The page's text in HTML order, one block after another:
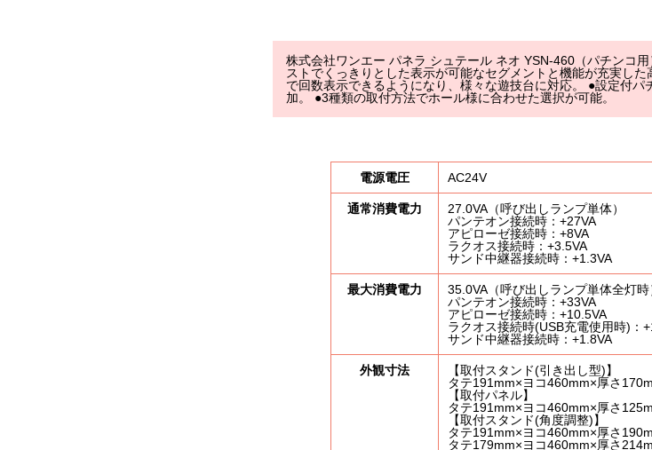
株式会社ワンエー パネラ シュテール ネオ YSN-460（パチンコ
ストでくっきりとした表示が可能なセグメントと機能が充実し
で回数表示できるようになり、様々な遊技台に対応。 ●設定付
加。 ●3種類の取付方法でホール様に合わせた選択が可能。
電源電圧 AC24V
通常消費電力
27.0VA（呼び出しランプ単体）
パンテオン接続時：+27VA
アピローゼ接続時：+8VA
ラクオス接続時：+3.5VA
サンド中継器接続時：+1.3VA
最大消費電力
35.0VA（呼び出しランプ単体全灯時
パンテオン接続時：+33VA
アピローゼ接続時：+10.5VA
ラクオス接続時(USB充電使用時)：
サンド中継器接続時：+1.8VA
外観寸法
【取付スタンド(引き出し型)】
タテ191mm×ヨコ460mm×厚さ
【取付パネル】
タテ191mm×ヨコ460mm×厚さ
【取付スタンド(角度調整)】
タテ191mm×ヨコ460mm×厚さ
タテ179mm×ヨコ460mm×厚さ